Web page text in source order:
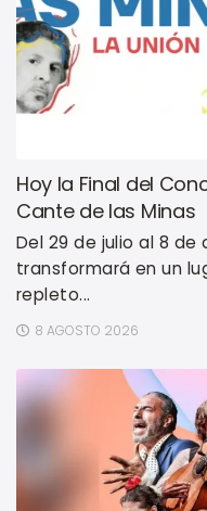
Hoy la Final del
Cante de las Minas
Del 29 de julio al 8
transformará en un
repleto...
8 AGOSTO 2026